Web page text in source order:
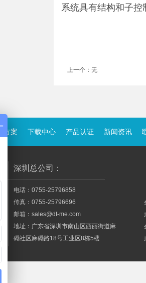
系统具有结构和子控
上一个： 无
方案 下载中心 产品认证 新闻资讯
深圳总公司：
电话：0755-25796858
传真：0755-25796696
邮箱：sales@dt-me.com
地址：广东省深圳市南山区西丽街道麻
磡社区麻磡路18号工业区8栋5楼